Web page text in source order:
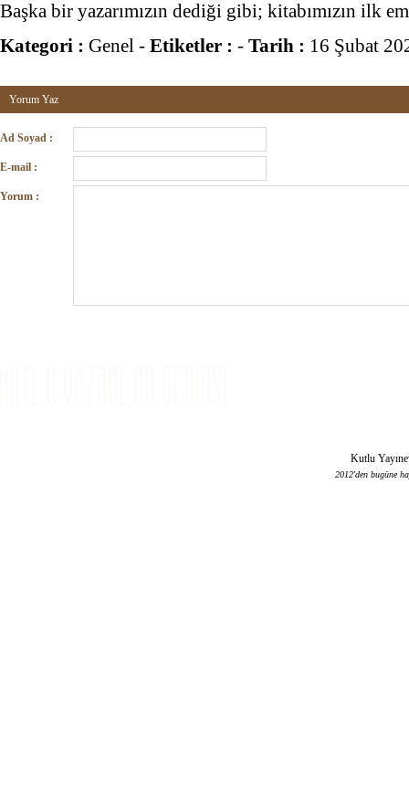
Başka bir yazarımızın dediği gibi; kitabımızın ilk
Kategori : Genel - Etiketler : - Tarih : 16 Şubat
Yorum Yaz
Ad Soyad :
E-mail :
Yorum :
Kutlu
2012'den bugüne